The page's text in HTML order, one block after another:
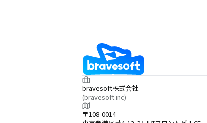
bravesoft株式会社
(bravesoft inc)
〒108-0014